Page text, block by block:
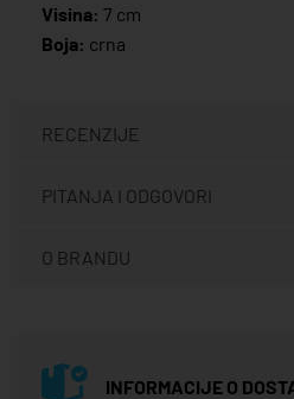
Visina: 7 cm
Boja: crna
RECENZIJE
PITANJA I ODGOVORI
O BRANDU
INFORMACIJE O